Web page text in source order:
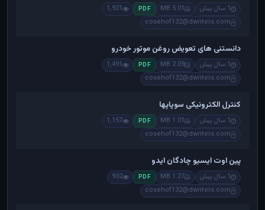
1 سال پیش 5.01 MB
PDF
1,921
cosehof132@dwriters.com
دانستنی های تعویض روغن موتور خودرو
1 سال پیش 2.09 MB
PDF
1,491
cosehof132@dwriters.com
کنترل الکترونیکی سوپاپها
1 سال پیش 1.01 MB
PDF
1,157
cosehof132@dwriters.com
پین اوت ایسیو چادگان ایدو
1 سال پیش 1.27 MB
PDF
932
cosehof132@dwriters.com